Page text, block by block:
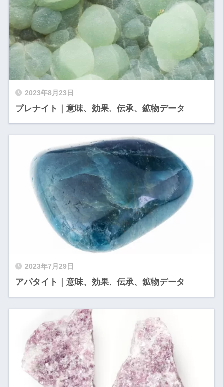
2023年8月23日
プレナイト｜意味、効果、伝承、鉱物データ
2023年7月29日
アパタイト｜意味、効果、伝承、鉱物データ